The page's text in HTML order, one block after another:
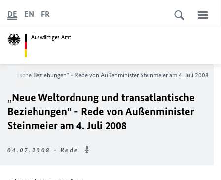
Auswärtiges Amt
DE EN FR
Beziehungen“ - Rede von Außenminister Steinmeier am 4. Juli 2008
„Neue Weltordnung und transatlantische
Beziehungen“ - Rede von Außenminister
Steinmeier am 4. Juli 2008
04.07.2008 - Rede